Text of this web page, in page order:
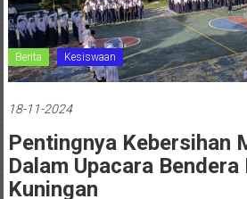
Berita Kesiswaan
18-11-2024
Pentingnya Kebersihan
Dalam Upacara
Kuningan